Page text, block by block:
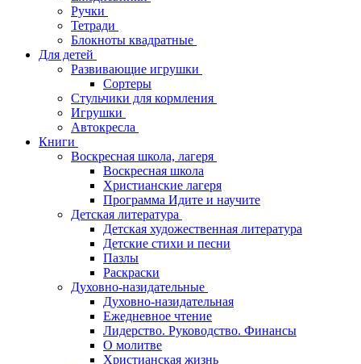
Ручки
Тетради
Блокноты квадратные
Для детей
Развивающие игрушки
Сортеры
Стульчики для кормления
Игрушки
Автокресла
Книги
Воскресная школа, лагеря
Воскресная школа
Христианские лагеря
Программа Идите и научите
Детская литература
Детская художественная литература
Детские стихи и песни
Пазлы
Раскраски
Духовно-назидательные
Духовно-назидательная
Ежедневное чтение
Лидерство. Руководство. Финансы
О молитве
Христианская жизнь